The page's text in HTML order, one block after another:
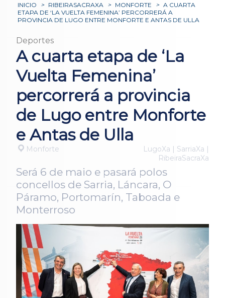
INICIO > RIBEIRASACRAXA > MONFORTE > A CUARTA
ETAPA DE ‘LA VUELTA FEMENINA’ PERCORRERÁ A
PROVINCIA DE LUGO ENTRE MONFORTE E ANTAS DE ULLA
Deportes
A cuarta etapa de ‘La
Vuelta Femenina’
percorrerá a provincia
de Lugo entre Monforte
e Antas de Ulla
Monforte
LugoXa | SarriaXa |
RibeiraSacraXa
Será 6 de maio e pasará polos
concellos de Sarria, Láncara, O
Páramo, Portomarín, Taboada e
Monterroso